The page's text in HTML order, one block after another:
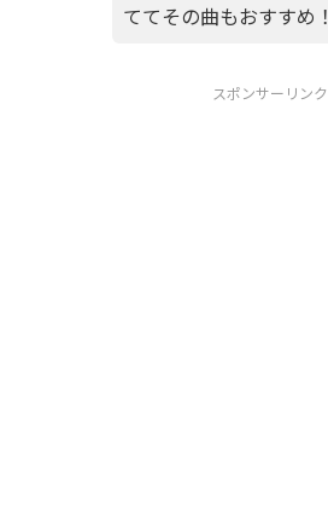
ててその曲もおすすめ！
スポンサーリンク